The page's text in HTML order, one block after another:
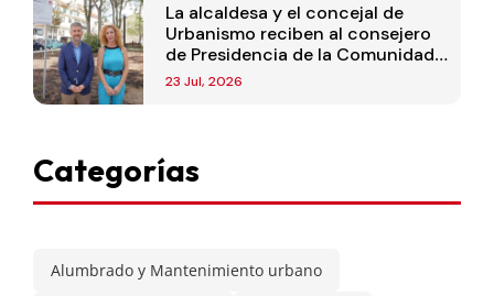
La alcaldesa y el concejal de
Urbanismo reciben al consejero
de Presidencia de la Comunidad
de Madrid
23 Jul, 2026
Categorías
Alumbrado y Mantenimiento urbano